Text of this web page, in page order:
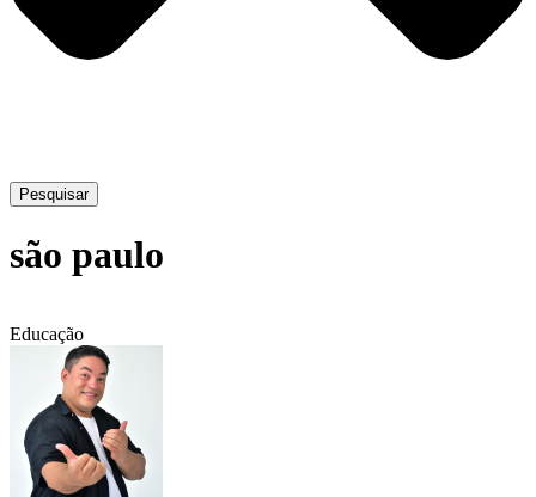
Pesquisar
são paulo
Educação